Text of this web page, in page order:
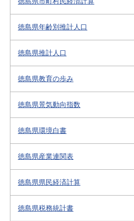
徳島県年齢別推計人口
徳島県推計人口
徳島県教育の歩み
徳島県景気動向指数
徳島県環境白書
徳島県産業連関表
徳島県県民経済計算
徳島県税務統計書